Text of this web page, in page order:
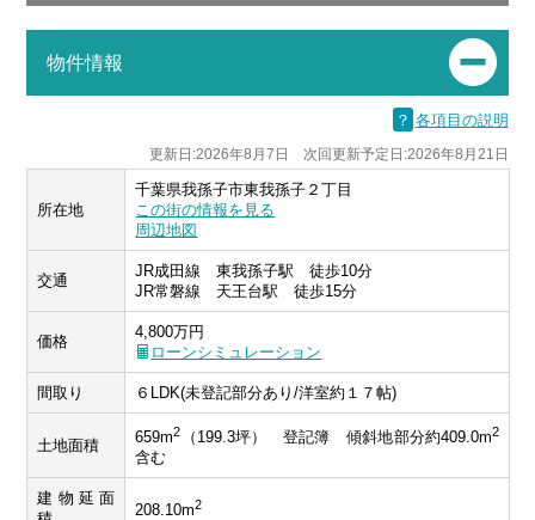
物件情報
？ 各項目の説明
更新日:2026年8月7日 次回更新予定日:2026年8月21日
所在地
千葉県我孫子市東我孫子２丁目
この街の情報を見る
周辺地図
交通
JR成田線 東我孫子駅 徒歩10分
JR常磐線 天王台駅 徒歩15分
価格
4,800万円
ローンシミュレーション
間取り ６LDK(未登記部分あり/洋室約１７帖)
土地面積 659m2 （199.3坪） 登記簿 傾斜地部分約409.0m2
含む
建物延面
208.10m2